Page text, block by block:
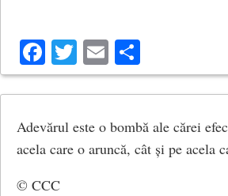
Facebook
Twitter
Email
Adevărul este o bombă ale cărei
acela care o aruncă, cât și pe acela
© CCC